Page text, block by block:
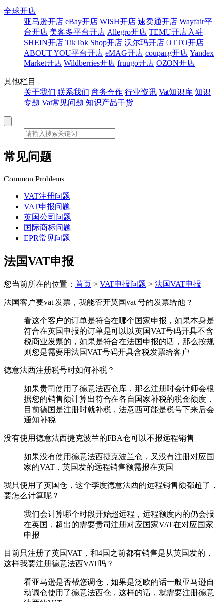
全球开店
亚马逊开店 eBay开店 WISH开店 速卖通开店 Wayfair平
台开店 美客多平台开店 Allegro开店 TEMU开店入驻
SHEIN开店 TikTok Shop开店 沃尔玛开店 OTTO开店
ABOUT YOU平台开店 eMAG开店 coupang开店 Yandex
Market开店 Wildberries开店 fruugo开店 OZON开店
其他栏目
关于我们 联系我们 商务合作 行业资讯 Vat知识库 知识
专题 Vat常见问题 知识产品干货
常见问题
Common Problems
VAT注册问题
VAT申报问题
英国公司问题
国际商标问题
EPR常见问题
法国VAT申报
您当前所在的位置： 首页 > VAT申报问题 > 法国VAT申报
法国客户要vat 发票，我能否开英国vat 号的发票给他？
看这个客户的订单是符合在哪个国家申报，如果本身是
符合在英国申报的订单是可以以英国VAT号码开具不含
税商业发票的，如果是符合在法国申报的话，那么按规
则您是需要用法国VAT号码开具含税发票给客户
德意法西注册税号时如何补税？
如果贵司使用了德意法西仓库，那么注册时会计师会根
据您的销售额计算出符合在各自国家补税的税金额度，
目前德国是注册时就补税，法意西可能是税号下来后会
通知补税
没有使用德意法西捷克波兰的FBA仓可以不报远程销售
如果没有使用德意法西捷克波兰仓，又没有注册对应国
家的VAT，英国发的远程销售额需报在英国
我只使用了英国仓，这个季度德意法西的远程销售额都超了，
要怎么计算呢？
我们会计算哪个时段开始超远程，远程额度内的仍会报
在英国，超出的需要贵司注册对应国家VAT在对应国家
申报
目前只注册了英国VAT，和4国之前都有销售是从英国发的，
这样我要注册德意法西VAT吗？
看亚马逊是否帮您调仓，如果是泛欧的话一般亚马逊自
动调仓使用了德意法西仓，这样的话，就需要注册德意